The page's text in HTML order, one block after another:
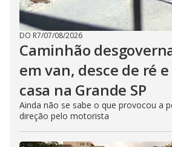
DO R7/07/08/2026
Caminhão
em van, desce de ré
casa na Grande SP
Ainda não se sabe o que provocou a
direção pelo motorista